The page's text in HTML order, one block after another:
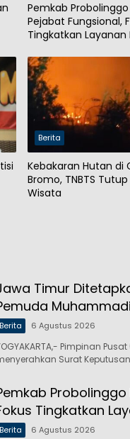
Pemkab Probolinggo
Pejabat Fungsional,
Tingkatkan Layanan
Berita
Kebakaran Hutan di
Bromo, TNBTS
Wisata
Timur
Berita 6 Agustus 2026
Pimpinan
Surat
Probolinggo
Tingkatkan
Berita 6 Agustus 2026